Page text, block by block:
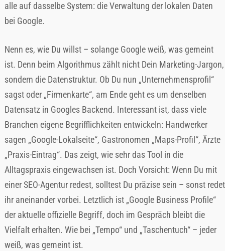
alle auf dasselbe System: die Verwaltung der lokalen Daten
bei Google.
Nenn es, wie Du willst – solange Google weiß, was gemeint
ist. Denn beim Algorithmus zählt nicht Dein Marketing-Jargon,
sondern die Datenstruktur. Ob Du nun „Unternehmensprofil“
sagst oder „Firmenkarte“, am Ende geht es um denselben
Datensatz in Googles Backend. Interessant ist, dass viele
Branchen eigene Begrifflichkeiten entwickeln: Handwerker
sagen „Google-Lokalseite“, Gastronomen „Maps-Profil“, Ärzte
„Praxis-Eintrag“. Das zeigt, wie sehr das Tool in die
Alltagspraxis eingewachsen ist. Doch Vorsicht: Wenn Du mit
einer SEO-Agentur redest, solltest Du präzise sein – sonst redet
ihr aneinander vorbei. Letztlich ist „Google Business Profile“
der aktuelle offizielle Begriff, doch im Gespräch bleibt die
Vielfalt erhalten. Wie bei „Tempo“ und „Taschentuch“ – jeder
weiß, was gemeint ist.